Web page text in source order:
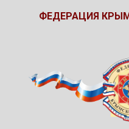
ФЕДЕРАЦИЯ